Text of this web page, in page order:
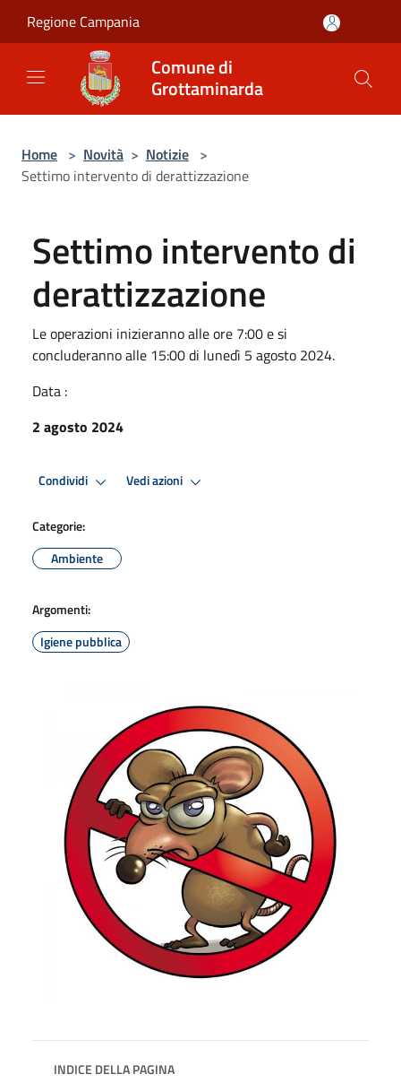
Regione Campania
Comune di
Grottaminarda
Home > Novità > Notizie >
Settimo intervento di derattizzazione
Settimo intervento di
derattizzazione
Le operazioni inizieranno alle ore 7:00 e si
concluderanno alle 15:00 di lunedì 5 agosto 2024.
Data :
2 agosto 2024
Condividi Vedi azioni
Categorie:
Ambiente
Argomenti:
Igiene pubblica
INDICE DELLA PAGINA